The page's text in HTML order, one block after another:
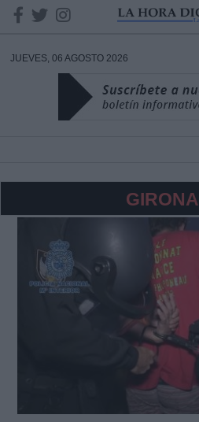
JUEVES, 06 AGOSTO 2026
GIRONA
DATOS
Responsable:
Legitimación: